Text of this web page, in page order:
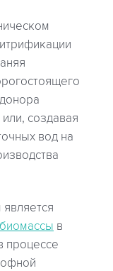
создавая
вод на
биомассы в
процессе